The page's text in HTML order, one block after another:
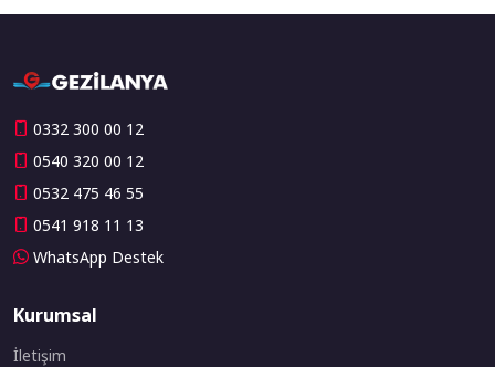
0332 300 00 12
0540 320 00 12
0532 475 46 55
0541 918 11 13
WhatsApp Destek
Kurumsal
İletişim